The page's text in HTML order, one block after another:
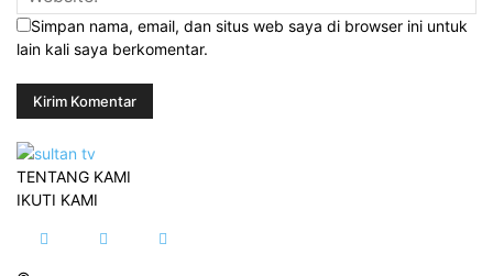
Simpan nama, email, dan situs web saya di browser ini untuk
lain kali saya berkomentar.
TENTANG KAMI
IKUTI KAMI